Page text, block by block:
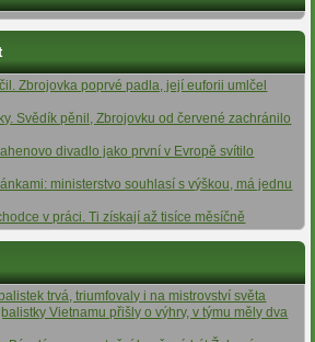
Zbrojovka poprvé padla, její euforii umlčel
Svědík pěnil, Zbrojovku od červené zachránilo
divadlo jako první v Evropě svítilo
ministerstvo souhlasí s výškou, má jednu
v práci. Ti získají až tisíce měsíčně
trvá, triumfovaly i na mistrovství světa
Vietnamu přišly o výhry, v týmu měly dva